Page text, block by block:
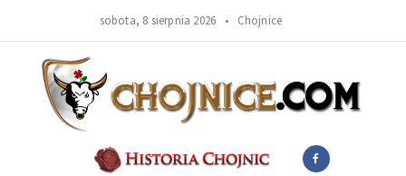
sobota, 8 sierpnia 2026 • Chojnice